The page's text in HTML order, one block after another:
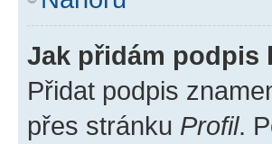
Jak přidám podpis
Přidat podpis
přes stránku Profil.